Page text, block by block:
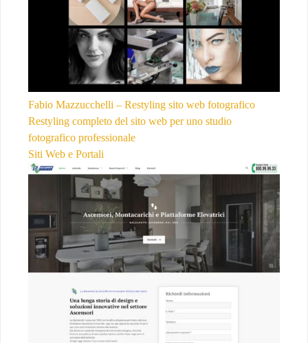
Fabio Mazzucchelli – Restyling sito web fotografico
Restyling completo del sito web per uno studio
fotografico professionale
Siti Web e Portali